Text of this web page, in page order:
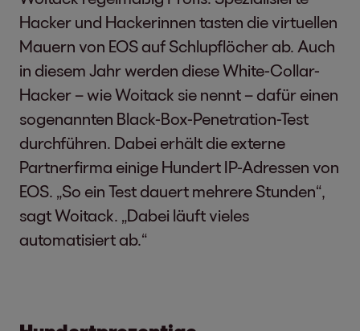
Hacker und Hackerinnen tasten die virtuellen
Mauern von EOS auf Schlupflöcher ab. Auch
in diesem Jahr werden diese White-Collar-
Hacker – wie Woitack sie nennt – dafür einen
sogenannten Black-Box-Penetration-Test
durchführen. Dabei erhält die externe
Partnerfirma einige Hundert IP-Adressen von
EOS. „So ein Test dauert mehrere Stunden“,
sagt Woitack. „Dabei läuft vieles
automatisiert ab.“